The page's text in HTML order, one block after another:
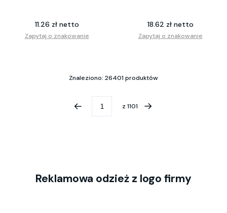
11.26 zł netto
Zapytaj o znakowanie
18.62 zł netto
Zapytaj o znakowanie
Znaleziono: 26401 produktów
z 1101
Reklamowa odzież z logo firmy